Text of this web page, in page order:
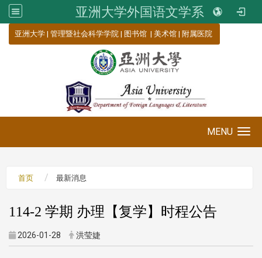
亚洲大学外国语文学系
亚洲大学 | 管理暨社会科学学院 | 图书馆 | 美术馆 | 附属医院
MENU
首页 最新消息
114-2 学期 办理【复学】时程公告
2026-01-28 洪莹婕